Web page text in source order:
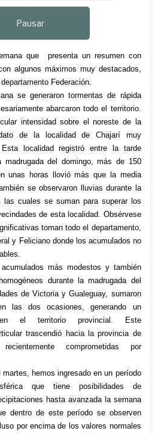
Pausar
que presenta un resumen con
algunos máximos muy destacados,
Federación.
se generaron tormentas de rápida
abarcaron todo el territorio.
intensidad sobre el noreste de la
de la localidad de Chajarí muy
localidad registró entre la tarde
del domingo, más de 150
unas horas llovió más que la media
se observaron lluvias durante la
las cuales se suman para superar los
de esta localidad. Obsérvese
toman todo el departamento,
y Feliciano donde los acumulados no
más modestos y también
durante la madrugada del
de Victoria y Gualeguay, sumaron
las dos ocasiones, generando un
el territorio provincial. Este
trascendió hacia la provincia de
comprometidas por
hemos ingresado en un período
que tiene posibilidades de
hasta avanzada la semana
dentro de este período se observen
por encima de los valores normales